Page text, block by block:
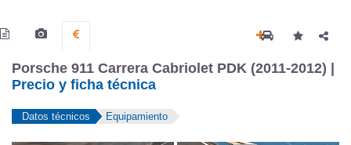
Porsche 911 Carrera Cabriolet PDK (2011-2012) |
Precio y ficha técnica
Datos técnicos Equipamiento